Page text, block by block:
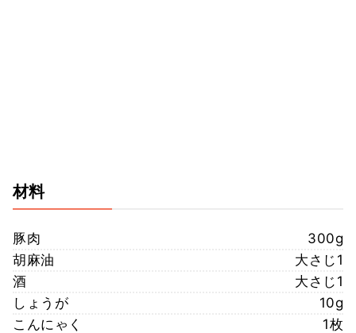
材料
豚肉
300g
胡麻油
大さじ1
酒
大さじ1
しょうが
10g
こんにゃく
1枚